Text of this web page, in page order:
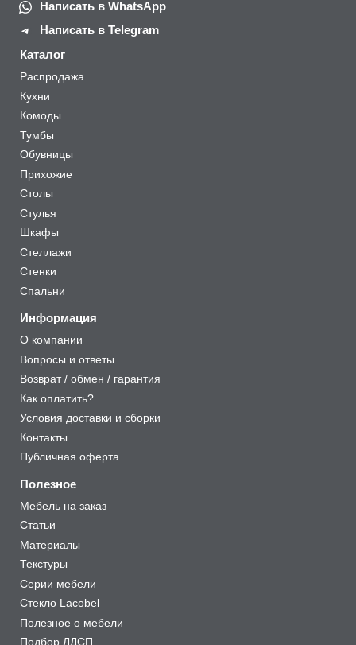
Написать в WhatsApp
Написать в Telegram
Каталог
Распродажа
Кухни
Комоды
Тумбы
Обувницы
Прихожие
Столы
Стулья
Шкафы
Стеллажи
Стенки
Спальни
Информация
О компании
Вопросы и ответы
Возврат / обмен / гарантия
Как оплатить?
Условия доставки и сборки
Контакты
Публичная оферта
Полезное
Мебель на заказ
Статьи
Материалы
Текстуры
Серии мебели
Стекло Lacobel
Полезное о мебели
Подбор ЛДСП